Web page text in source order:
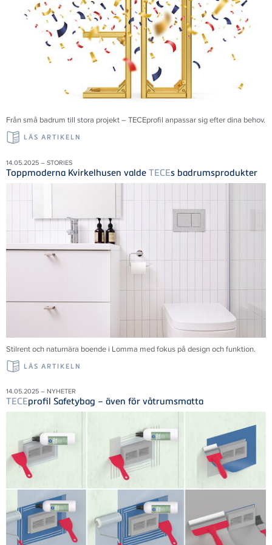
Från små badrum till stora projekt – TECEprofil anpassar sig efter dina behov.
LÄS ARTIKELN
14.05.2025 – STORIES
Toppmoderna Kvirkelhusen valde TECEs badrumsprodukter
Stilrent och naturnära boende i Lomma med fokus på design och funktion.
LÄS ARTIKELN
14.05.2025 – NYHETER
TECEprofil Safetybag – även för våtrumsmatta